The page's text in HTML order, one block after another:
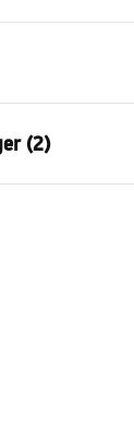
Titane
(2)